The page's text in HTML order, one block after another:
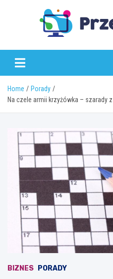
Home
Porady
Na czele armii krzyżówka – szarady
BIZNES PORADY